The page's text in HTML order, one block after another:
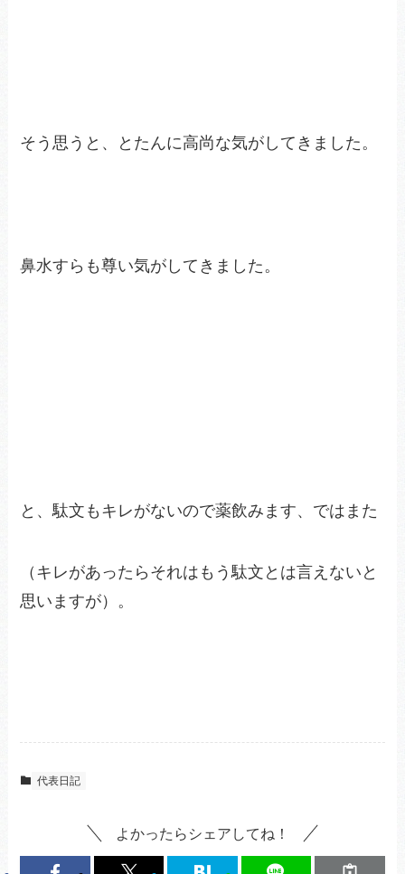
そう思うと、とたんに高尚な気がしてきました。
鼻水すらも尊い気がしてきました。
と、駄文もキレがないので薬飲みます、ではまた
（キレがあったらそれはもう駄文とは言えないと
思いますが）。
代表日記
よかったらシェアしてね！